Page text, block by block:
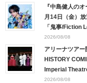
『中島健人の
月14日（金）
「鬼事/Fiction
2026/08/08
アリーナツア
HISTORY
Imperial
2026/08/08